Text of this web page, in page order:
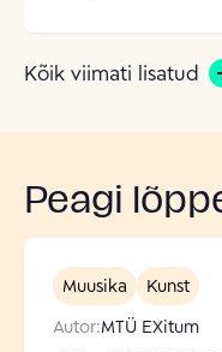
Kõik viimati lisatud
Peagi
Muusika
Kunst
Autor:MTÜ EXitum